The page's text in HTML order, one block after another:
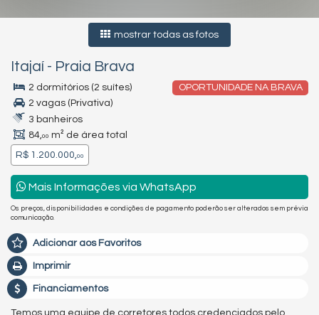
mostrar todas as fotos
Itajaí - Praia Brava
OPORTUNIDADE NA BRAVA
2 dormitórios (2 suítes)
2 vagas (Privativa)
3 banheiros
84,00 m² de área total
R$ 1.200.000,00
Mais Informações via WhatsApp
Os preços, disponibilidades e condições de pagamento poderão ser alterados sem prévia
comunicação.
Adicionar aos Favoritos
Imprimir
Financiamentos
Temos uma equipe de corretores todos credenciados pelo